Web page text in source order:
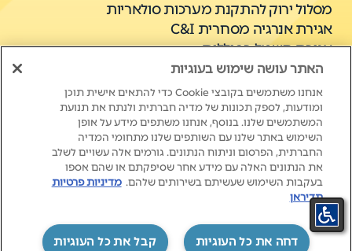
מסלול ירוק להתקנת מערכות סולאריות
אגירת אנרגיה מסחרית C&I
אגירת חשמל בסוללות
מערכות סולאריות
האתר עושה שימוש בעוגיות
אנחנו משתמשים בקובצי Cookie כדי להתאים אישית תוכן
ומודעות, לספק תכונות של מדיה חברתית ולנתח את תנועת
המשתמשים שלנו. בנוסף, אנחנו משתפים מידע על אופן
השימוש באתר שלנו עם השותפים שלנו מתחומי המדיה
החברתית, הפרסום וניתוח הנתונים. גורמים אלה עשויים לשלב
את הנתונים האלה עם מידע אחר שסיפקתם או שהם אספו
בעקבות השימוש שעשיתם בשירותים שלהם. מדיניות פרטיות
תדיראן
קבל את כל העוגיות ‏דחה את כל העוגיות